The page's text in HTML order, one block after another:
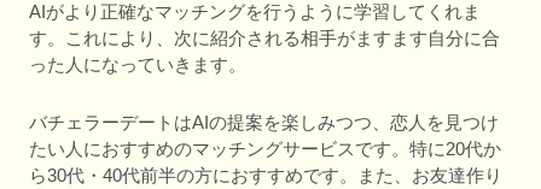
AIがより正確なマッチングを行うように学習してくれま
す。これにより、次に紹介される相手がますます自分に合
った人になっていきます。
バチェラーデートはAIの提案を楽しみつつ、恋人を見つけ
たい人におすすめのマッチングサービスです。特に20代か
ら30代・40代前半の方におすすめです。また、お友達作り